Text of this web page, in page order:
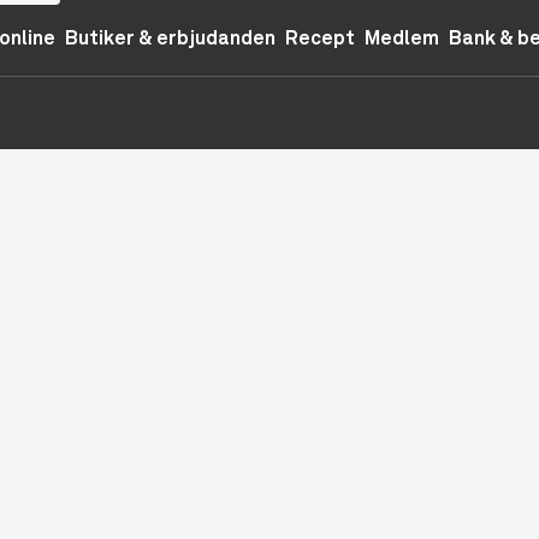
Butiker & erbjudanden Recept Medlem Bank &